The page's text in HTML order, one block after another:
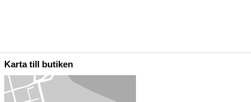
Karta till butiken